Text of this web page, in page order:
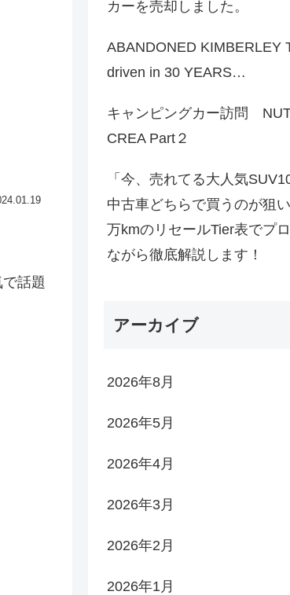
話題
カーを売却しました。
ABANDONED KIMBERLEY
driven in 30 YEARS…
キャンピングカー訪問
CREA Part２
「今、売れてる大人気
中古車どちらで買うのが狙
万kmのリセールTier表でプ
ながら徹底解説します！
アーカイブ
2026年8月
2026年5月
2026年4月
2026年3月
2026年2月
2026年1月